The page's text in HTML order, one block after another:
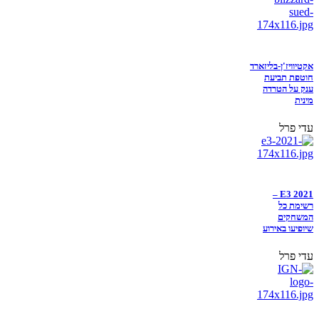
אקטיוויז'ן-בליזארד
חוטפת תביעת
ענק על הטרדה
מינית
עדי פרל
E3 2021 –
רשימת כל
המשחקים
שיופיעו באירוע
עדי פרל